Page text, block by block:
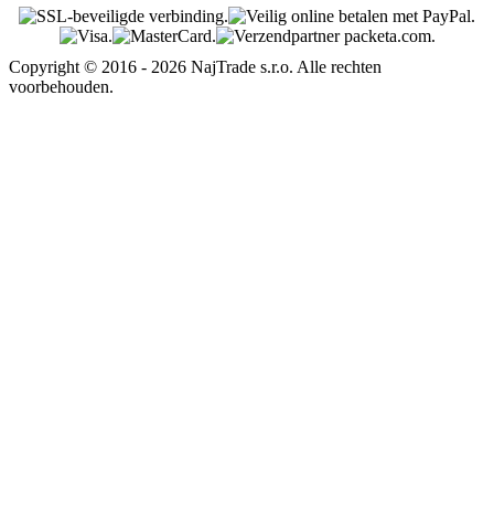
Copyright © 2016 - 2026 NajTrade s.r.o. Alle rechten
voorbehouden.